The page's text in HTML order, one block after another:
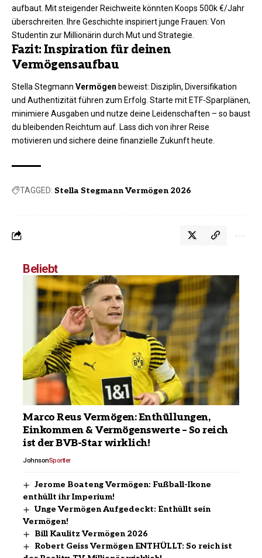
aufbaut. Mit steigender Reichweite könnten Koops 500k €/Jahr
überschreiten. Ihre Geschichte inspiriert junge Frauen: Von
Studentin zur Millionärin durch Mut und Strategie.
Fazit: Inspiration für deinen
Vermögensaufbau
Stella Stegmann Vermögen beweist: Disziplin, Diversifikation
und Authentizität führen zum Erfolg. Starte mit ETF-Sparplänen,
minimiere Ausgaben und nutze deine Leidenschaften – so baust
du bleibenden Reichtum auf. Lass dich von ihrer Reise
motivieren und sichere deine finanzielle Zukunft heute.
TAGGED: Stella Stegmann Vermögen 2026
Beliebt
Marco Reus Vermögen: Enthüllungen,
Einkommen & Vermögenswerte – So reich
ist der BVB-Star wirklich!
JohnsonSportler
Jerome Boateng Vermögen: Fußball-Ikone
enthüllt ihr Imperium!
Unge Vermögen Aufgedeckt: Enthüllt sein
Vermögen!
Bill Kaulitz Vermögen 2026
Robert Geiss Vermögen ENTHÜLLT: So reich ist